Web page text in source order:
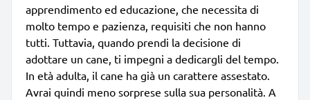
apprendimento ed educazione, che necessita di
molto tempo e pazienza, requisiti che non hanno
tutti. Tuttavia, quando prendi la decisione di
adottare un cane, ti impegni a dedicargli del tempo.
In età adulta, il cane ha già un carattere assestato.
Avrai quindi meno sorprese sulla sua personalità. A